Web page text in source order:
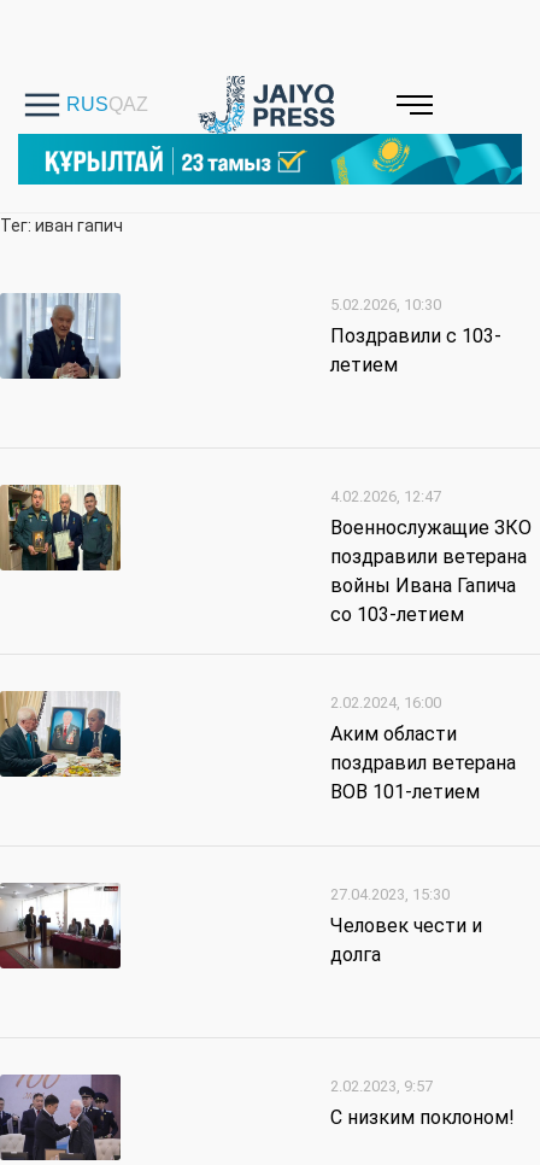
Тег: иван гапич
5.02.2026, 10:30
Поздравили с 103-
летием
4.02.2026, 12:47
Военнослужащие ЗКО
поздравили ветерана
войны Ивана Гапича
со 103-летием
2.02.2024, 16:00
Аким области
поздравил ветерана
ВОВ 101-летием
27.04.2023, 15:30
Человек чести и
долга
2.02.2023, 9:57
С низким поклоном!